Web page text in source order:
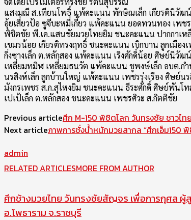
แสงมณี ส.เทียนโพธิ์ แพ้คะแนน ทักษิณเล็ก เกียรตินิวัฒน์
อุ้ยเสี่ยวป้อ ซูจีบะหมี่เกี๊ยว แพ้คะแนน ยอดทวนทอง เพช
พิชิตชัย พี.เค.แสนชัยมวยไทยยิม ชนะคะแนน ปากกาเห
เขมรน้อย เกียรติทรงฤทธิ์ ชนะคะแนน เบิกบาน ลูกเมือง
กิ่งซางเล็ก ต.หลักสอง แพ้คะแนน เริงศักดิ์น้อย ศิษย์นิวัฒน์
เหลี่ยมทมิฬ เหลี่ยมธนวัต แพ้คะแนน ชูพงษ์เล็ก อบต.ก
นรสิงห์เล็ก ลูกบ้านใหญ่ แพ้คะแนน เพชรรุ่งเรือง ศิษย์น
มังกรเพชร ส.ก.สุไหงยิม ชนะคะแนน ธีระศักดิ์ ศิษย์พันโ
เปเป้เล็ก ต.หลักสอง ชนะคะแนน เพชรศิวะ ส.กิตติชัย
Previous articleศึก M-150 พิชิตโลก วันทรงชัย ชาวไ
Next article
admin
RELATED ARTICLESMORE FROM AUTHOR
ศึกช้างมวยไทย วันทรงชัยสัญจร เพื่อการกุศล ผู้
อ.โพธาราม จ.ราชบุรี